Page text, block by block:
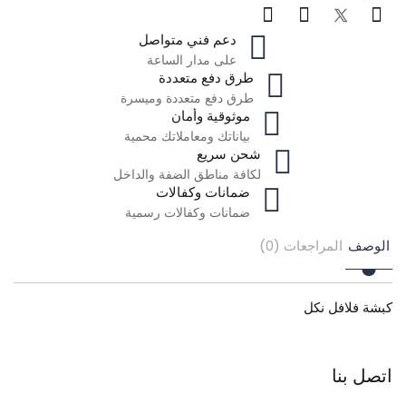
دعم فني متواصل
على مدار الساعة
طرق دفع متعددة
طرق دفع متعددة وميسرة
موثوقية وأمان
بياناتك ومعاملاتك محمية
شحن سريع
لكافة مناطق الضفة والداخل
ضمانات وكفالات
ضمانات وكفالات رسمية
الوصف المراجعات (0)
كبشة فلافل نكل
اتصل بنا